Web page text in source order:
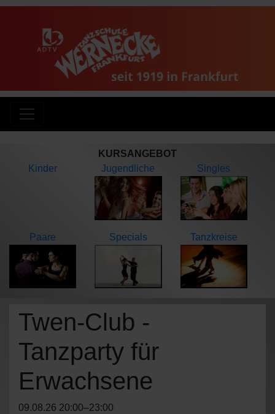
KURSANGEBOT
Kinder
Jugendliche Singles
Paare Specials Tanzkreise
Twen-Club -
Tanzparty für
Erwachsene
09.08.26 20:00–23:00